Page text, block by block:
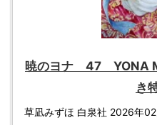
暁のヨナ 47 YONA
き
草凪みずほ 白泉社 2026年